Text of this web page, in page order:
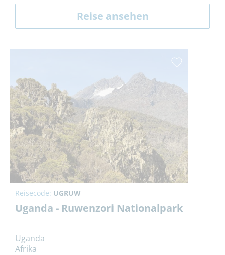
Reise ansehen
Reisecode: UGRUW
Uganda - Ruwenzori Nationalpark
Uganda
Afrika